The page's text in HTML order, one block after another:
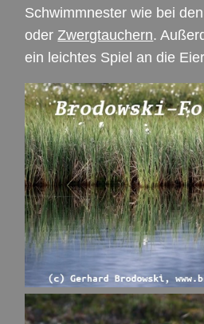
Schwimmnester wie bei den
oderZwergtauchern.
ein leichtes Spiel an die